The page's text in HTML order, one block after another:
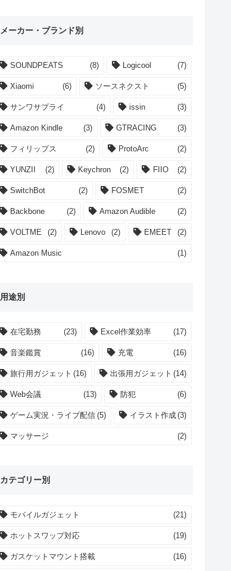
メーカー・ブランド別
SOUNDPEATS (8) Logicool (7)
Xiaomi (6) ソースネクスト (5)
サンワサプライ (4) issin (3)
Amazon Kindle (3) GTRACING (3)
フィリップス (2) ProtoArc (2)
YUNZII (2) Keychron (2) FIIO (2)
SwitchBot (2) FOSMET (2)
Backbone (2) Amazon Audible (2)
VOLTME (2) Lenovo (2) EMEET (2)
Amazon Music (1)
用途別
在宅勤務 (23) Excel作業効率 (17)
音楽鑑賞 (16) 充電 (16)
旅行用ガジェット (16) 出張用ガジェット (14)
Web会議 (13) 防犯 (6)
ゲーム実況・ライブ配信 (5) イラスト作成(3)
マッサージ (2)
カテゴリー別
モバイルガジェット (21)
ホットスワップ対応 (19)
ガスケットマウント搭載 (16)